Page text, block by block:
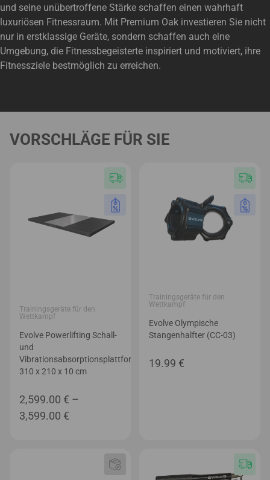
und seine unübertroffene Stärke schaffen einen wahrhaft
luxuriösen Fitnessraum. Mit Premium Oak investieren Sie nicht
nur in erstklassige Geräte, sondern schaffen auch eine
Umgebung, die Fitnessbegeisterte inspiriert und motiviert, ihre
Fitnessziele bestmöglich zu erreichen.
VORSCHLÄGE FÜR SIE
Trainingsgeräte für den
Wettkampf
Evolve Powerlifting Schall-
und
Vibrationsabsorptionsplattform
310 x 210 x 10 cm
2,599.00 € –
3,599.00 €
3,599.00 €
Trainingsgeräte für den
Wettkampf
Evolve Olympische
Stangenhalfter (CC-03)
19.99 €